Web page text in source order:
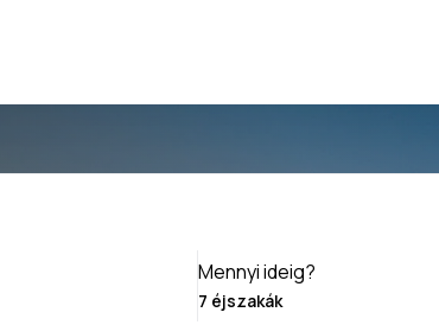
Mennyi ideig?